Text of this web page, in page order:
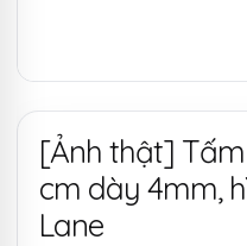
[Ảnh thật]
cm dày 4mm,
Lane